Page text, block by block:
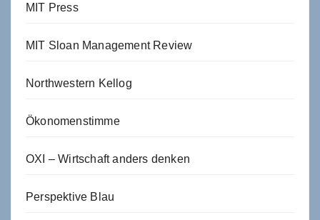
MIT Press
MIT Sloan Management Review
Northwestern Kellog
Ökonomenstimme
OXI – Wirtschaft anders denken
Perspektive Blau